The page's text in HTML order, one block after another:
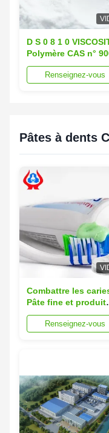
D S 0 8 1 0
Polymère CAS n°
32 4 Applications
industrielles
Renseignez-vous
Pâtes à dents
Combattre les
Pâte fine et produit
brillant avec degré
substitution ≥ 0,8
Renseignez-vous